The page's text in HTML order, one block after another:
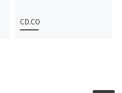
CD.CO